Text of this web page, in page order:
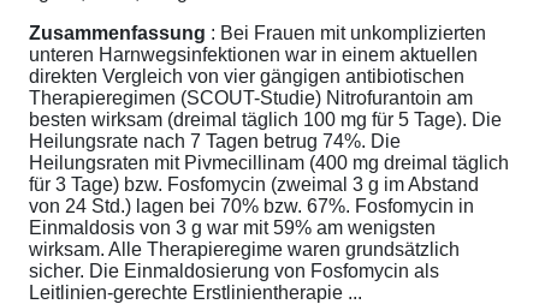
Zusammenfassung : Bei Frauen mit unkomplizierten
unteren Harnwegsinfektionen war in einem aktuellen
direkten Vergleich von vier gängigen antibiotischen
Therapieregimen (SCOUT-Studie) Nitrofurantoin am
besten wirksam (dreimal täglich 100 mg für 5 Tage). Die
Heilungsrate nach 7 Tagen betrug 74%. Die
Heilungsraten mit Pivmecillinam (400 mg dreimal täglich
für 3 Tage) bzw. Fosfomycin (zweimal 3 g im Abstand
von 24 Std.) lagen bei 70% bzw. 67%. Fosfomycin in
Einmaldosis von 3 g war mit 59% am wenigsten
wirksam. Alle Therapieregime waren grundsätzlich
sicher. Die Einmaldosierung von Fosfomycin als
Leitlinien-gerechte Erstlinientherapie ...